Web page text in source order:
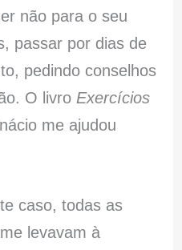
não para o seu
passar por dias de
pedindo conselhos
O livro Exercícios
me ajudou
caso, todas as
levavam à